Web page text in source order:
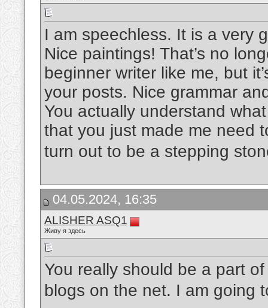
I am speechless. It is a very
Nice paintings! That’s no
beginner writer like me, but
your posts. Nice grammar
You actually understand
that you just made me need
turn out to be a stepping
04.05.2024, 16:35
ALISHER ASQ1
Живу я здесь
You really should be a part
blogs on the net. I am going